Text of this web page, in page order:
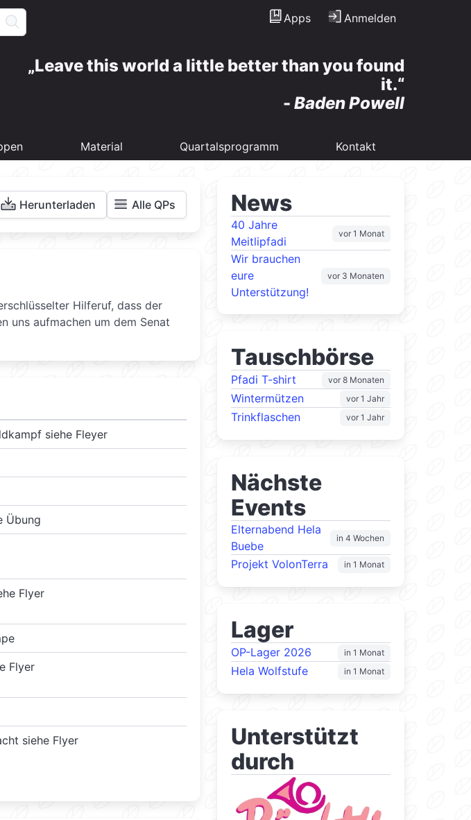
Apps Anmelden
Leave this world a little better than you found
it.
- Baden Powell
Material Quartalsprogramm Kontakt
Herunterladen Alle QPs
Hilferuf, dass der
uns aufmachen um dem Senat
siehe Fleyer
Übung
Flyer
Flyer
siehe Flyer
News
40 Jahre
Meitlipfadi
vor 1 Monat
Wir brauchen
eure
Unterstützung!
vor 3 Monaten
Tauschbörse
Pfadi T-shirt vor 8 Monaten
Wintermützen vor 1 Jahr
Trinkflaschen vor 1 Jahr
Nächste
Events
Elternabend Hela
Buebe
in 4 Wochen
Projekt VolonTerra in 1 Monat
Lager
OP-Lager 2026 in 1 Monat
Hela Wolfstufe in 1 Monat
Unterstützt
durch